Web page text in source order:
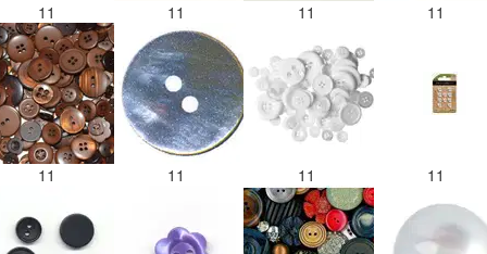
11 11 11 11
11 11 11 11